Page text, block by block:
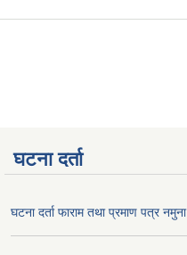
घटना दर्ता
घटना दर्ता फाराम तथा प्रमाण पत्र नमुना